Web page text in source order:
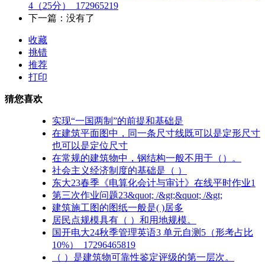
4（25分）_172965219
下一篇：没有了
收藏
挑错
推荐
打印
猜您喜欢
实现“一国两制”的前提和基础是
在建筑平面图中，同一条尺寸线既可以是定形尺寸
也可以是定位尺寸
在常规的建筑物中，钢结构一般不用于（）。
社会主义经济制度的基础是（ ）
东大23春季《电算化会计与审计》在线平时作业1
第三次作业问题23&quot; /&gt;&quot; /&gt;
建筑施工图的图纸一般是( )居多
居民点规模具有（ ）和用地规模。
国开电大24秋季管理英语3 单元自测5（形考占比
10%）_17296465819
（ ）是建筑物可靠性鉴定评级的第一层次。